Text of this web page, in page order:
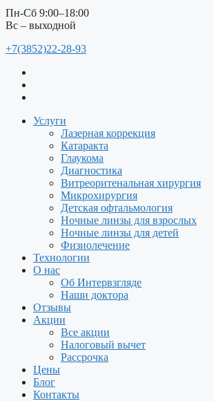
Пн-Сб 9:00–18:00
Вс – выходной
+7(3852)22-28-93
Услуги
Лазерная коррекция
Катаракта
Глаукома
Диагностика
Витреоритенальная хирургия
Микрохирургия
Детская офтальмология
Ночные линзы для взрослых
Ночные линзы для детей
Физиолечение
Технологии
О нас
Об Интервзгляде
Наши доктора
Отзывы
Акции
Все акции
Налоговый вычет
Рассрочка
Цены
Блог
Контакты